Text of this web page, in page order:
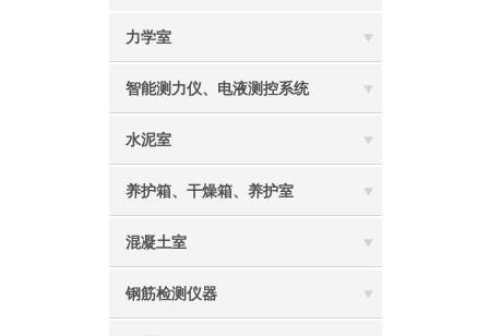
力学室
智能测力仪、电液测控系统
水泥室
养护箱、干燥箱、养护室
混凝土室
钢筋检测仪器